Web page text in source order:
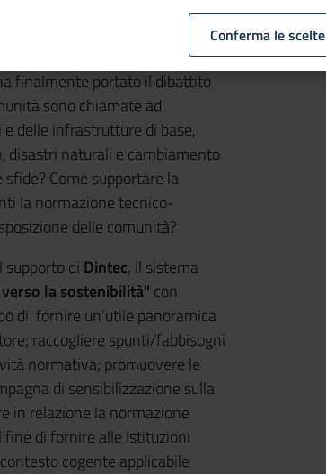
finalmente portato il dibattito
sono chiamate ad
delle infrastrutture di base,
disastri naturali e cambiamento
Come supportare la
la normazione tecnico-
delle comunità?
supporto di Dintec, il sistema
la sostenibilità" con
di fornire un’utile panoramica
raccogliere spunti/fabbisogni
normativa; promuovere le
di sensibilizzazione sulla
in relazione la normazione
di fornire alle Istituzioni
cogente applicabile
Conferma le scelte